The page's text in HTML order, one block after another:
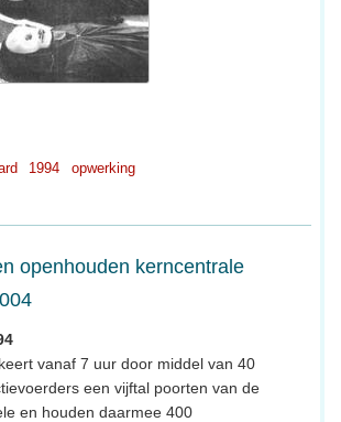
1994 opwerking
openhouden kerncentrale
vanaf 7 uur door middel van 40
een vijftal poorten van de
en houden daarmee 400